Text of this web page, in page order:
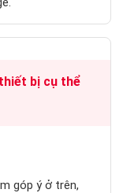
bị cụ thể
góp ý ở trên,